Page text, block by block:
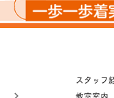
スタッフ